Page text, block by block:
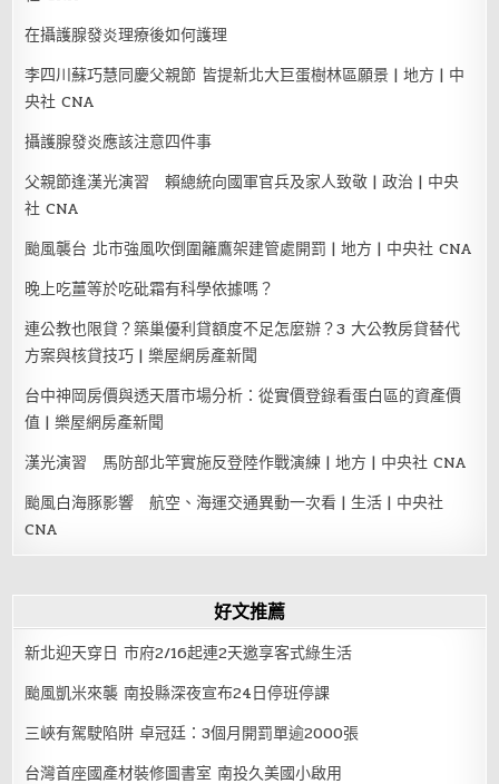
在攝護腺發炎理療後如何護理
李四川蘇巧慧同慶父親節 皆提新北大巨蛋樹林區願景 | 地方 | 中
央社 CNA
攝護腺發炎應該注意四件事
父親節逢漢光演習 賴總統向國軍官兵及家人致敬 | 政治 | 中央
社 CNA
颱風襲台 北市強風吹倒圍籬鷹架建管處開罰 | 地方 | 中央社 CNA
晚上吃薑等於吃砒霜有科學依據嗎？
連公教也限貸？築巢優利貸額度不足怎麼辦？3 大公教房貸替代
方案與核貸技巧 | 樂屋網房產新聞
台中神岡房價與透天厝市場分析：從實價登錄看蛋白區的資產價
值 | 樂屋網房產新聞
漢光演習 馬防部北竿實施反登陸作戰演練 | 地方 | 中央社 CNA
颱風白海豚影響 航空、海運交通異動一次看 | 生活 | 中央社
CNA
好文推薦
新北迎天穿日 市府2/16起連2天邀享客式綠生活
颱風凱米來襲 南投縣深夜宣布24日停班停課
三峽有駕駛陷阱 卓冠廷：3個月開罰單逾2000張
台灣首座國產材裝修圖書室 南投久美國小啟用